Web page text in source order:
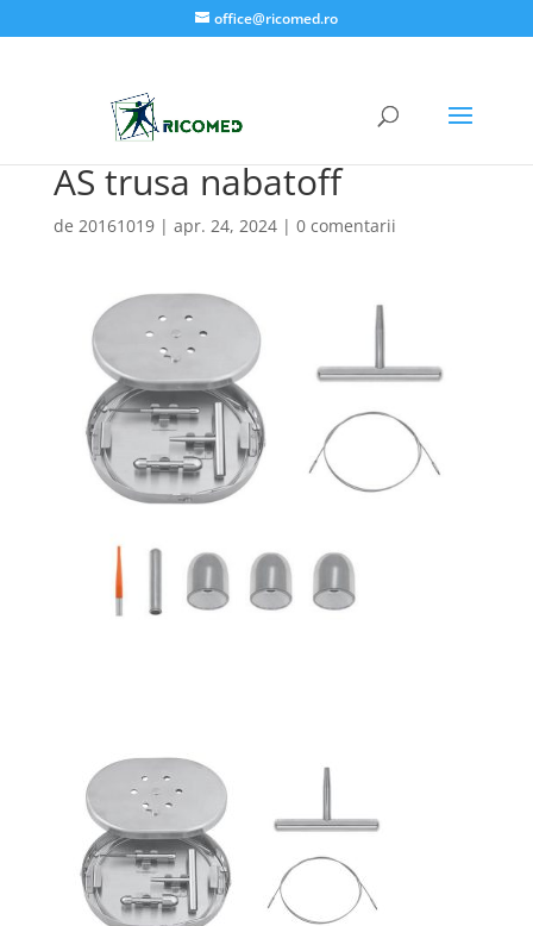
office@ricomed.ro
AS trusa nabatoff
de 20161019| apr. 24, 2024| 0 comentarii